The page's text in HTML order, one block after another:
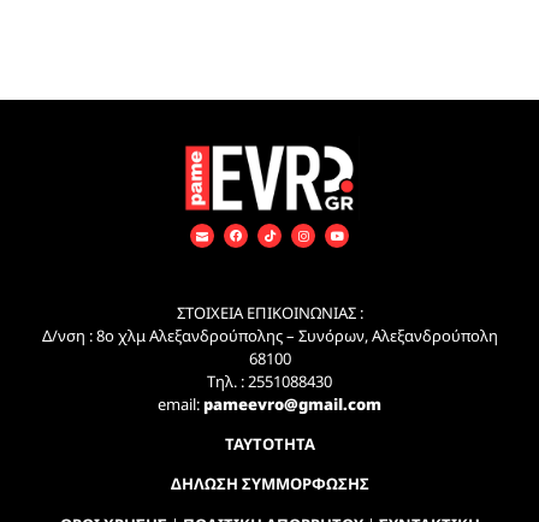
ΣΤΟΙΧΕΙΑ ΕΠΙΚΟΙΝΩΝΙΑΣ :
Δ/νση : 8ο χλμ Αλεξανδρούπολης – Συνόρων, Αλεξανδρούπολη
68100
Τηλ. : 2551088430
email:pameevro@gmail.com
ΤΑΥΤΟΤΗΤΑ
ΔΗΛΩΣΗ ΣΥΜΜΟΡΦΩΣΗΣ